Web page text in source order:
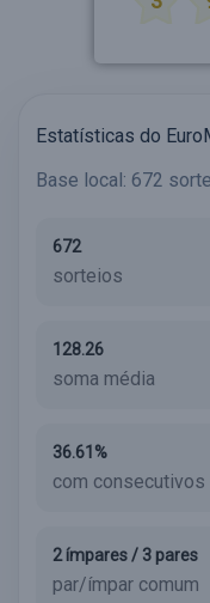
Estatísticas do
Base local: 672
672
sorteios
128.26
soma média
36.61%
com consecutivos
2 ímpares / 3 pares
par/ímpar comum